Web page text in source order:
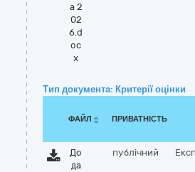
а 2
02
6.d
oc
x
Тип документа: Критерії оцінки
ФАЙЛ ПРИВАТНІСТЬ
До
да
публічний